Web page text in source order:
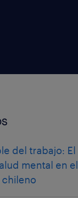
del trabajo: El
mental en el
chileno